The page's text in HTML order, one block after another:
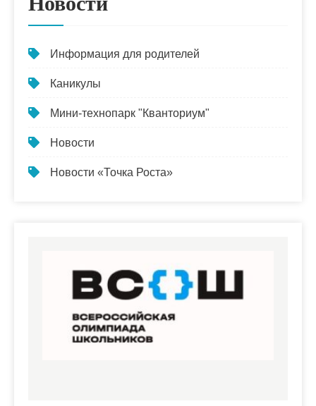
Информация для родителей
Каникулы
Мини-технопарк "Кванториум"
Новости
Новости «Точка Роста»